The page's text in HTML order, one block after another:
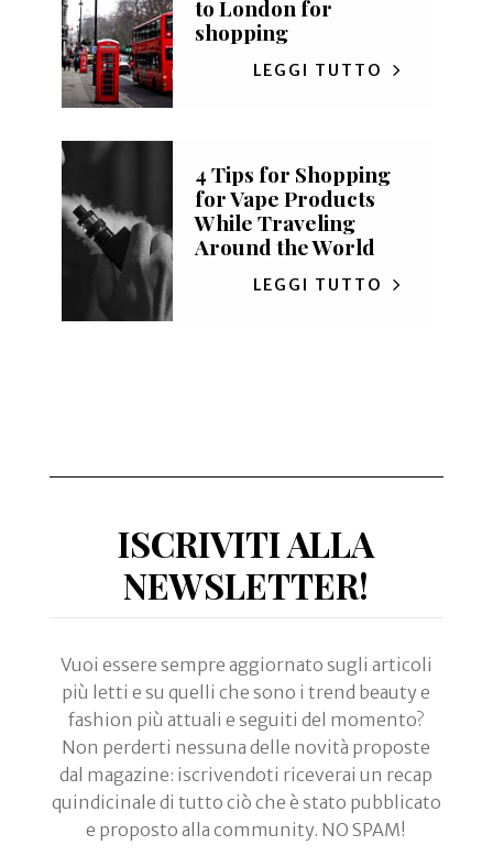
to London for
shopping
LEGGI TUTTO
4 Tips for Shopping
for Vape Products
While Traveling
Around the World
LEGGI TUTTO
ISCRIVITI ALLA
NEWSLETTER!
Vuoi essere sempre aggiornato sugli articoli
più letti e su quelli che sono i trend beauty e
fashion più attuali e seguiti del momento?
Non perderti nessuna delle novità proposte
dal magazine: iscrivendoti riceverai un recap
quindicinale di tutto ciò che è stato pubblicato
e proposto alla community. NO SPAM!